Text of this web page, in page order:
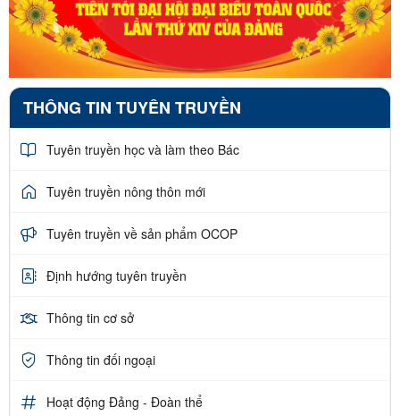
THÔNG TIN TUYÊN TRUYỀN
Tuyên truyền học và làm theo Bác
Tuyên truyền nông thôn mới
Tuyên truyền về sản phẩm OCOP
Định hướng tuyên truyền
Thông tin cơ sở
Thông tin đối ngoại
Hoạt động Đảng - Đoàn thể